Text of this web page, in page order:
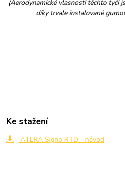
(Aerodynamické vlasnosti těchto tyčí
díky trvale instalované
Ke stažení
ATERA Signo RTD - návod